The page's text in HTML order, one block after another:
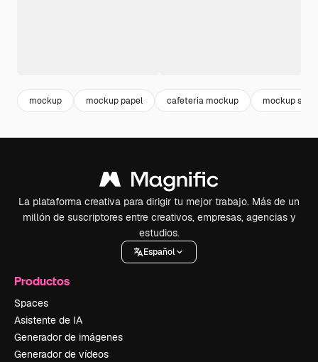
mockup mockup papel cafeteria mockup mockup
La plataforma creativa para dirigir tu mejor trabajo. Más de un
millón de suscriptores entre creativos, empresas, agencias y
estudios.
Español
Productos
Spaces
Asistente de IA
Generador de imágenes
Generador de vídeos